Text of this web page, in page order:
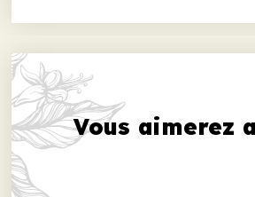
Vous aimerez